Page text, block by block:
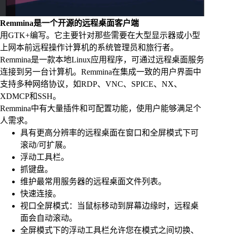
Remmina是一个开源的远程桌面客户端
用GTK+编写。它主要针对那些需要在大型显示器或小型
上网本前远程操作计算机的系统管理员和旅行者。
Remmina是一款本地Linux应用程序，可通过远程桌面服务
连接到另一台计算机。Remmina在集成一致的用户界面中
支持多种网络协议，如RDP、VNC、SPICE、NX、
XDMCP和SSH。
Remmina中有大量插件和可配置功能，使用户能够满足个
人需求。
具有更高分辨率的远程桌面在窗口和全屏模式下可
滚动/可扩展。
浮动工具栏。
抓键盘。
维护最常用服务器的远程桌面文件列表。
快速连接。
视口全屏模式：当鼠标移动到屏幕边缘时，远程桌
面会自动滚动。
全屏模式下的浮动工具栏允许您在模式之间切换、